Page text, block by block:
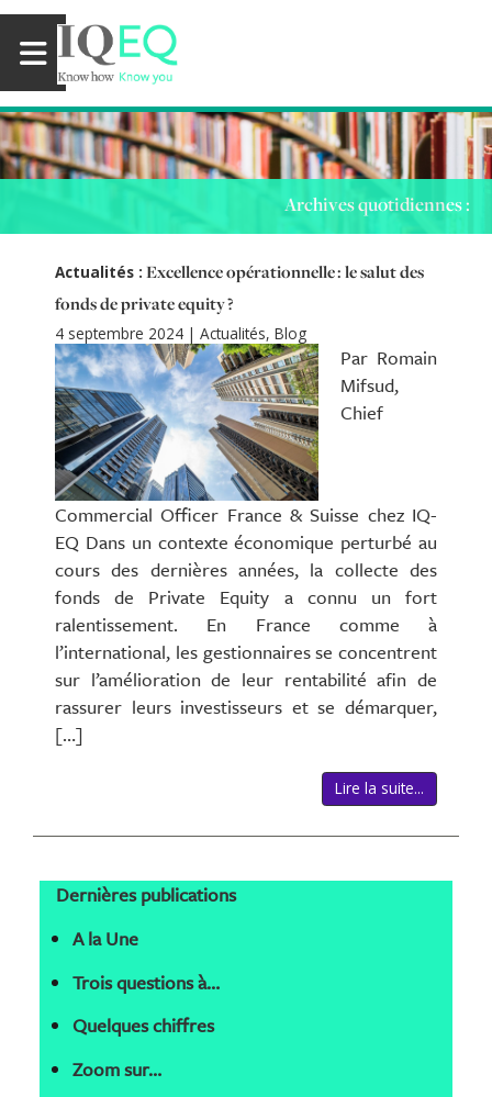
Archives quotidiennes :
Actualités : Excellence opérationnelle : le salut des
fonds de private equity ?
4 septembre 2024 | Actualités, Blog
Par Romain
Mifsud,
Chief
Commercial Officer France & Suisse chez IQ-
EQ Dans un contexte économique perturbé au
cours des dernières années, la collecte des
fonds de Private Equity a connu un fort
ralentissement. En France comme à
l’international, les gestionnaires se concentrent
sur l’amélioration de leur rentabilité afin de
rassurer leurs investisseurs et se démarquer,
[…]
Lire la suite...
Dernières publications
A la Une
Trois questions à…
Quelques chiffres
Zoom sur…